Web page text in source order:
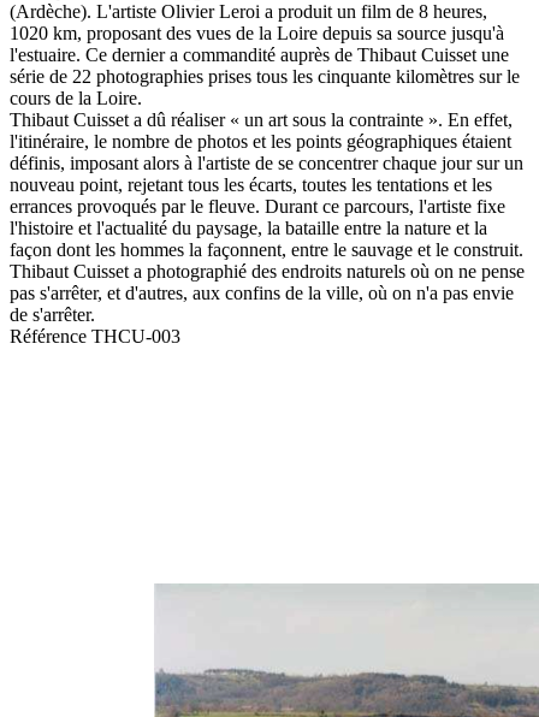
(Ardèche). L'artiste Olivier Leroi a produit un film de 8 heures,
1020 km, proposant des vues de la Loire depuis sa source jusqu'à
l'estuaire. Ce dernier a commandité auprès de Thibaut Cuisset une
série de 22 photographies prises tous les cinquante kilomètres sur le
cours de la Loire.
Thibaut Cuisset a dû réaliser « un art sous la contrainte ». En effet,
l'itinéraire, le nombre de photos et les points géographiques étaient
définis, imposant alors à l'artiste de se concentrer chaque jour sur un
nouveau point, rejetant tous les écarts, toutes les tentations et les
errances provoqués par le fleuve. Durant ce parcours, l'artiste fixe
l'histoire et l'actualité du paysage, la bataille entre la nature et la
façon dont les hommes la façonnent, entre le sauvage et le construit.
Thibaut Cuisset a photographié des endroits naturels où on ne pense
pas s'arrêter, et d'autres, aux confins de la ville, où on n'a pas envie
de s'arrêter.
Référence THCU-003